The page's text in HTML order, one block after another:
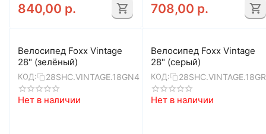
840,00 р. 708,00 р.
Велосипед Foxx Vintage
28" (зелёный)
КОД: 28SHC.VINTAGE.18GN4
Нет в наличии
Велосипед Foxx Vintage
28" (серый)
КОД:
Нет в наличии